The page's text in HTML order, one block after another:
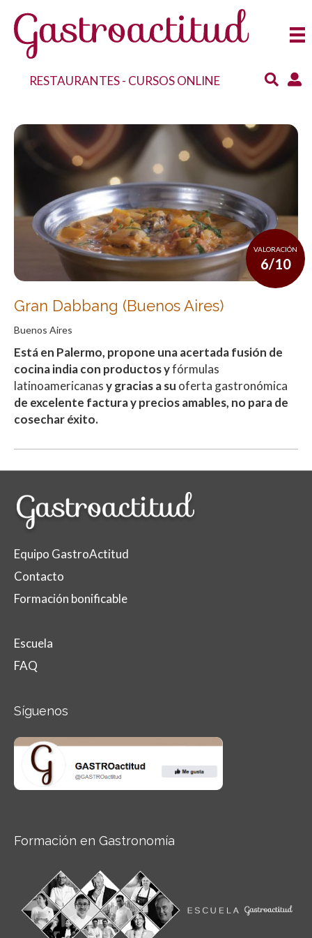
RESTAURANTES- CURSOS ONLINE
VALORACIÓN
6/10
Gran Dabbang (Buenos Aires)
Buenos Aires
Está en Palermo, propone una acertada fusión de
cocina india con productos yfórmulas
latinoamericanasy gracias a su oferta gastronómica
de excelente factura y precios amables, no para de
cosechar éxito.
Equipo GastroActitud
Contacto
Formación bonificable
Escuela
FAQ
Síguenos
Formación en Gastronomía